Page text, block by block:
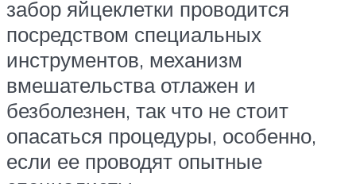
забор яйцеклетки проводится
посредством специальных
инструментов, механизм
вмешательства отлажен и
безболезнен, так что не стоит
опасаться процедуры, особенно,
если ее проводят опытные